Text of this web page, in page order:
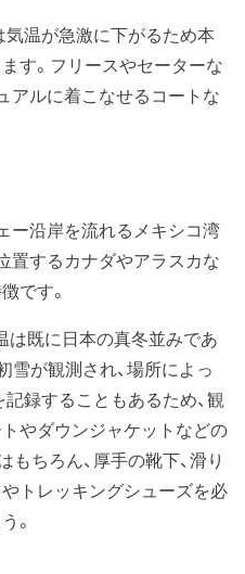
気温が急激に下がるため本
す。フリースやセーターな
アルに着こなせるコートな
ー沿岸を流れるメキシコ湾
置するカナダやアラスカな
です。
は既に日本の真冬並みであ
雪が観測され、場所によっ
録することもあるため、観
やダウンジャケットなどの
もちろん、厚手の靴下、滑り
トレッキングシューズを必
。